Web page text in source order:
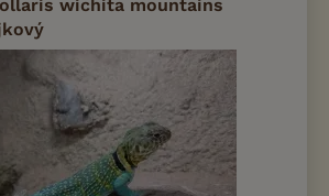
wichita mountains